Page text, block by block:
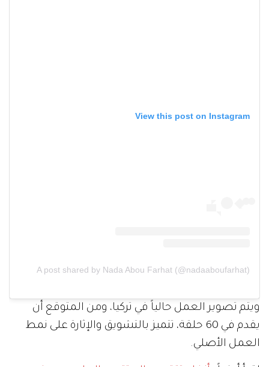
View this post on Instagram
A post shared by Nada Abou Farhat (@nadaaboufarhat)
ويتم تصوير العمل حالياً في تركيا، ومن المتوقع أن
يقدم في 60 حلقة، تتميز بالتشويق والإثارة على نمط
العمل الأصلي.